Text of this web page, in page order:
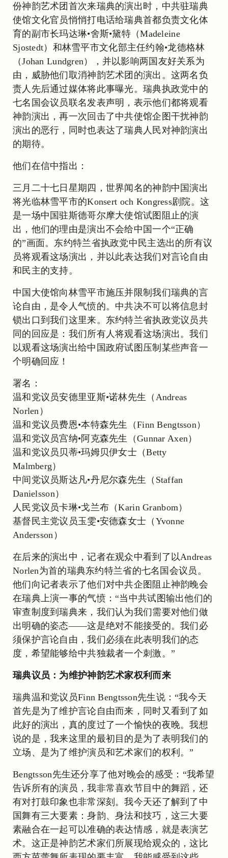
份神韵艺术团首次来瑞典的演出时，中共驻瑞典
使馆文化官员悄悄打电话给瑞典首都负责文化体
育的副市长玛达琳•舍斯•黛特（Madeleine
Sjostedt）和林雪平市文化部主任约翰•龙德格林
（Johan Lundgren），并以影响两国友好关系为
由，威胁他们取消神韵艺术团的演出。这两名负
责人先后通过媒体将此事曝光。瑞典执政党中的
七名国会议员联名发表声明，表示他们都将观看
神韵演出，再一次回击了中共使馆企图干扰神韵
演出的恶行，同时也表达了瑞典人民对神韵演出
的期待。
他们在信中指出：
三月二十七日星期四，世界闻名的神韵中国演出
将光临林雪平市的Konsert och Kongress剧院。这
是一场中国驻斯德哥尔摩大使馆试图阻止的演
出，他们的理由是演出不会给中国一个“正确
的”画面。东约特兰省执政党中民主选出的所有议
员将观看这场演出，并以此表达我们对言论自由
和民主的支持。
中国大使馆向林雪平市施压并限制我们瑞典的言
论自由，是令人气愤的。中共决不可以将信息封
锁出口到我们这里来。东约特兰省执政党议员共
同的回应是：我们所有人将观看这场演出。我们
以观看这场演出给中国政府试图压制某些声音一
个明确回应！
署名：
温和党议员安德里亚斯•诺林先生（Andreas
Norlen）
温和党议员费恩•本特森先生（Finn Bengtsson）
温和党议员宫纳•阿克森先生（Gunnar Axen）
温和党议员贝蒂•玛姆贝伊女士（Betty
Malmberg）
中间党议员斯达凡•丹尼尔森先生（Staffan
Danielsson）
人民党议员卡琳•戈兰布（Karin Granbom）
基督民主党议员玉雯•安德森女士（Yvonne
Andersson）
在后来的演出中，记者在观众中看到了以Andreas
Norlen为首的瑞典东约特兰省的七名国会议员。
他们向记者表示了他们对中共企图阻止神韵晚会
在瑞典上演一事的气愤：“当中共试图输出他们的
审查制度到瑞典来，我们认为我们需要对他们做
出明确的姿态——这是绝对不能接受的。我们必
须保护言论自由，我们必须在此表明我们的态
度，希望能够给中共独裁者一个刺激。”
瑞典议员：为维护神韵艺术家权利而来
瑞典温和党议员Finn Bengtsson先生说：“我今天
首先是为了维护言论自由而来，同时又看到了如
此好的演出，真的度过了一个愉快的夜晚。我想
说的是，我来这里的最初目的是为了表明我们的
立场、是为了维护演员和艺术家们的权利。”
Bengtsson先生还分享了他对晚会的感受：“我希望
告诉所有的演员，我非常喜欢节目中的舞蹈，还
有对打鼓印象也非常深刻。我今天还了解到了中
国舞有三大要素：身韵、身法和技巧，这三大要
素融合在一起可以准确的表达情感，就是表演艺
术。这正是神韵艺术家们所展现给观众的，这比